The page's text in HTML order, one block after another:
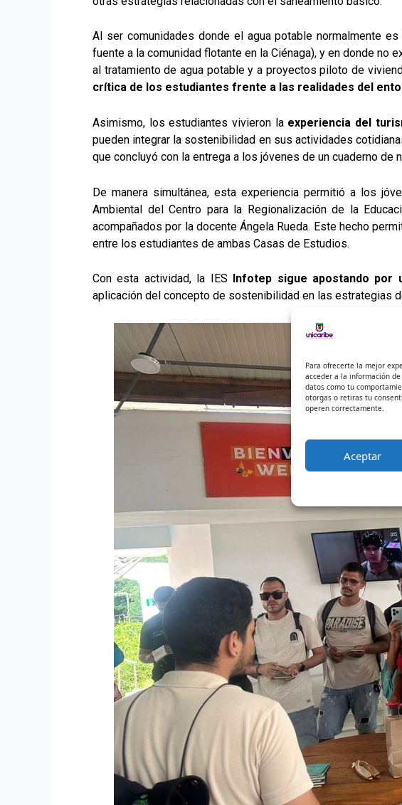
Para ofrecerte la mejor
acceder a la información
datos como tu
otorgas o retiras tu
operen correctamente.
Aceptar
Al ser comunidades donde el agua potable normalmente
fuente a la comunidad flotante en la Ciénaga), y en donde
al tratamiento de agua potable y a proyectos piloto de
crítica de los estudiantes frente a las realidades del
Asimismo, los estudiantes vivieron la experiencia del
pueden integrar la sostenibilidad en sus actividades
que concluyó con la entrega a los jóvenes de un cuaderno
De manera simultánea, esta experiencia permitió a los
Ambiental del Centro para la Regionalización de la
acompañados por la docente Ángela Rueda. Este hecho
entre los estudiantes de ambas Casas de Estudios.
Con esta actividad, la IES Infotep sigue apostando
aplicación del concepto de sostenibilidad en las estrategias